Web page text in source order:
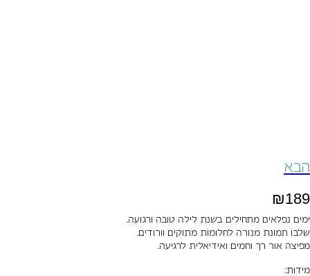
הבא
₪189
ימים נפלאים מתחילים בשנת לילה טובה ורגועה.
שלבו תמונת מנורה לחלומות מתוקים וורודים.
מפיצה אור רך וחמים ואידיאלית לרגיעה.
מידות: